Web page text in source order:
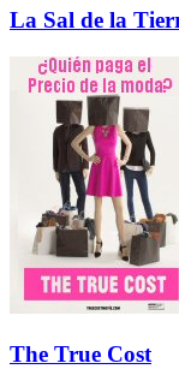
La Sal de la
The True Cost